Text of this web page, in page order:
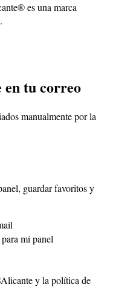
es una marca
tu correo
manualmente por la
guardar favoritos y
mi panel
y la política de